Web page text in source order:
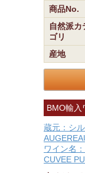
商品No.
自然派カ
ゴリ
産地
BMO輸入
蔵元：シ
ワイン名
CUVEE